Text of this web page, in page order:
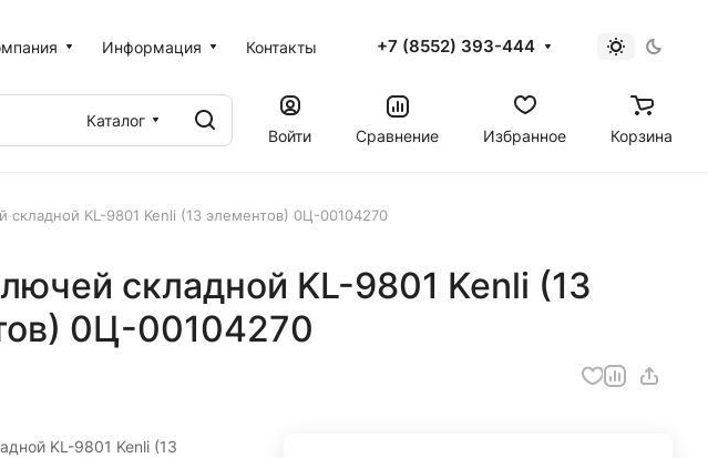
Информация Контакты +7 (8552) 393-444
Каталог
Войти
Сравнение Избранное Корзина
складной KL-9801 Kenli (13 элементов) 0Ц-00104270
складной KL-9801 Kenli (13
0Ц-00104270
KL-9801 Kenli (13